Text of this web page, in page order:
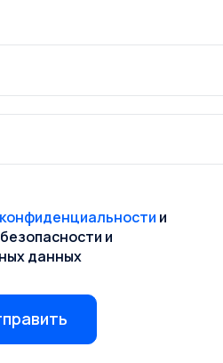
и
и
данных